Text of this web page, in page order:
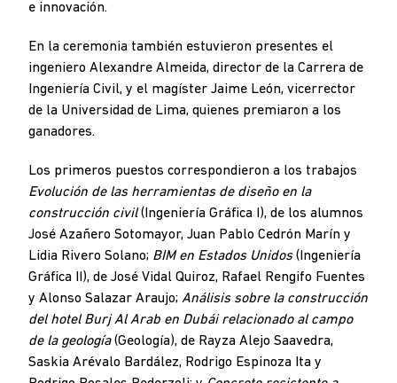
e innovación.
En la ceremonia también estuvieron presentes el
ingeniero Alexandre Almeida, director de la Carrera de
Ingeniería Civil, y el magíster Jaime León, vicerrector
de la Universidad de Lima, quienes premiaron a los
ganadores.
Los primeros puestos correspondieron a los trabajos
Evolución de las herramientas de diseño en la
construcción civil(Ingeniería Gráfica I), de los alumnos
José Azañero Sotomayor, Juan Pablo Cedrón Marín y
Lidia Rivero Solano; BIM en Estados Unidos(Ingeniería
Gráfica II), de José Vidal Quiroz, Rafael Rengifo Fuentes
y Alonso Salazar Araujo; Análisis sobre la construcción
del hotel Burj Al Arab en Dubái relacionado al campo
de la geología(Geología), de Rayza Alejo Saavedra,
Saskia Arévalo Bardález, Rodrigo Espinoza Ita y